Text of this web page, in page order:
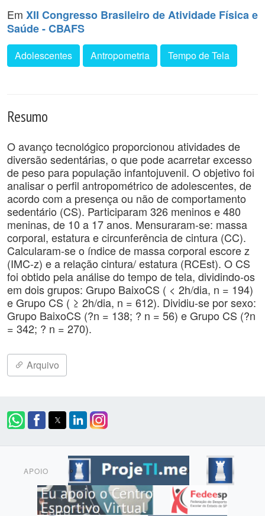
Em XII Congresso Brasileiro de Atividade Física e
Saúde - CBAFS
Adolescentes Antropometria Tempo de Tela
Resumo
O avanço tecnológico proporcionou atividades de
diversão sedentárias, o que pode acarretar excesso
de peso para população infantojuvenil. O objetivo foi
analisar o perfil antropométrico de adolescentes, de
acordo com a presença ou não de comportamento
sedentário (CS). Participaram 326 meninos e 480
meninas, de 10 a 17 anos. Mensuraram-se: massa
corporal, estatura e circunferência de cintura (CC).
Calcularam-se o índice de massa corporal escore z
(IMC-z) e a relação cintura/ estatura (RCEst). O CS
foi obtido pela análise do tempo de tela, dividindo-os
em dois grupos: Grupo BaixoCS ( < 2h/dia, n = 194)
e Grupo CS ( ≥ 2h/dia, n = 612). Dividiu-se por sexo:
Grupo BaixoCS (?n = 138; ? n = 56) e Grupo CS (?n
= 342; ? n = 270).
Arquivo
APOIO